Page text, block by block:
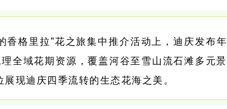
香格里拉”花之旅集中推介活动上，迪庆发布年
全域花期资源，覆盖河谷至雪山流石滩多元景
现迪庆四季流转的生态花海之美。